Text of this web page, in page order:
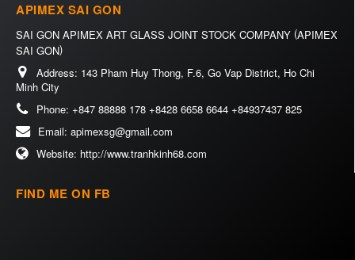
APIMEX SAI GON
SAI GON APIMEX ART GLASS JOINT STOCK COMPANY (APIMEX
SAI GON)
Address: 143 Pham Huy Thong, F.6, Go Vap District, Ho Chi
Minh City
Phone: +847 88888 178 +8428 6658 6644 +84937437 825
Email: apimexsg@gmail.com
Website: http://www.tranhkinh68.com
FIND ME ON FB